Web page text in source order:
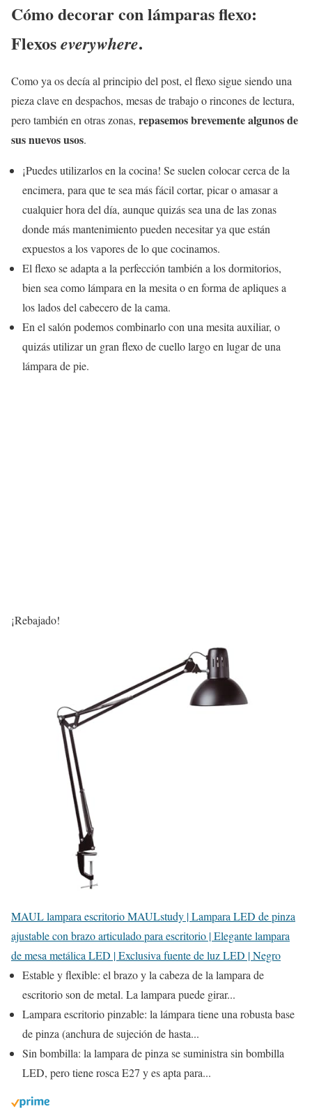
Cómo decorar con lámparas flexo:
Flexoseverywhere.
Como ya os decía al principio del post, el flexo sigue siendo una
pieza clave en despachos, mesas de trabajo o rincones de lectura,
pero también en otras zonas, repasemos brevemente algunos de
sus nuevos usos.
¡Puedes utilizarlos en la cocina! Se suelen colocar cerca de la
encimera, para que te sea más fácil cortar, picar o amasar a
cualquier hora del día, aunque quizás sea una de las zonas
donde más mantenimiento pueden necesitar ya que están
expuestos a los vapores de lo que cocinamos.
El flexo se adapta a la perfección también a los dormitorios,
bien sea como lámpara en la mesita o en forma de apliques a
los lados del cabecero de la cama.
En el salón podemos combinarlo con una mesita auxiliar, o
quizás utilizar un gran flexo de cuello largo en lugar de una
lámpara de pie.
¡Rebajado!
MAUL lampara escritorio MAULstudy | Lampara LED de pinza
ajustable con brazo articulado para escritorio | Elegante lampara
de mesa metálica LED | Exclusiva fuente de luz LED | Negro
Estable y flexible: el brazo y la cabeza de la lampara de
escritorio son de metal. La lampara puede girar...
Lampara escritorio pinzable: la lámpara tiene una robusta base
de pinza (anchura de sujeción de hasta...
Sin bombilla: la lampara de pinza se suministra sin bombilla
LED, pero tiene rosca E27 y es apta para...